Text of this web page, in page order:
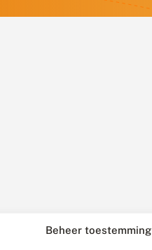
Beheer toestemming